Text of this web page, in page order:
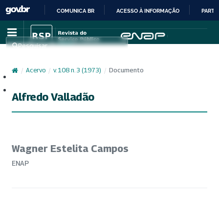
IR
PARA
CONTEÚDO
COMUNICA BR ACESSO À INFORMAÇÃO
Pesquisar
/ Acervo / v. 108 n. 3 (1973) / Documento
Alfredo Valladão
Wagner Estelita Campos
ENAP